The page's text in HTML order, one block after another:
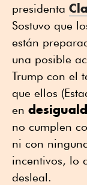
presidenta
Sostuvo que
están
una posible
Trump con el
que ellos
en
no cumplen
ni con
incentivos, lo
desleal.